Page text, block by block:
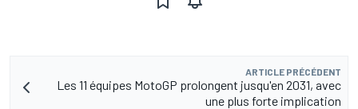
ARTICLE PRÉCÉDENT
Les 11 équipes MotoGP prolongent jusqu'en 2031, avec
une plus forte implication